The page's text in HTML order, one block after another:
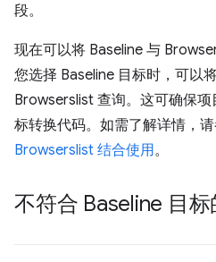
段。
现在可以将 Baseline 与
您选择 Baseline 目标时，可以
Browserslist 查询。这可确保
标转换代码。如需了解详情，
Browserslist 结合使用。
不符合 Baseline 目